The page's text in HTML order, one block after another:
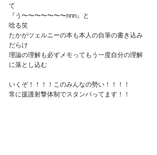
て
『う〜〜〜〜〜〜〜nnn』と
唸る笑
たかがツェルニーの本も本人の自筆の書き込み
だらけ
理論の理解も必ずメモってもう一度自分の理解
に落とし込む
いくぞ！！！！このみんなの勢い！！！！
常に援護射撃体制でスタンバってます！！